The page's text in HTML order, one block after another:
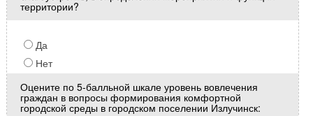
территории?
Да
Нет
Оцените по 5-балльной шкале уровень вовлечения
граждан в вопросы формирования комфортной
городской среды в городском поселении Излучинск: